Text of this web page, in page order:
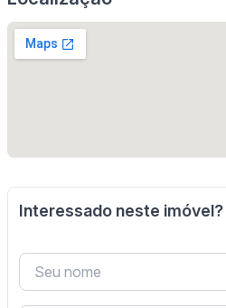
Interessado neste imóvel?